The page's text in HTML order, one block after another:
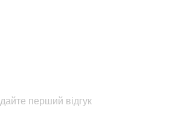
перший відгук